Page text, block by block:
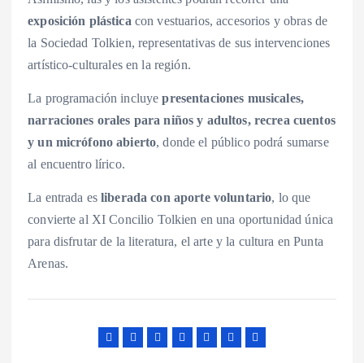
exposición plástica con vestuarios, accesorios y obras de
la Sociedad Tolkien, representativas de sus intervenciones
artístico-culturales en la región.
La programación incluyepresentaciones musicales,
narraciones orales para niños y adultos, recrea cuentos
y un micrófono abierto, donde el público podrá sumarse
al encuentro lírico.
La entrada esliberada con aporte voluntario, lo que
convierte al XI Concilio Tolkien en una oportunidad única
para disfrutar de la literatura, el arte y la cultura en Punta
Arenas.